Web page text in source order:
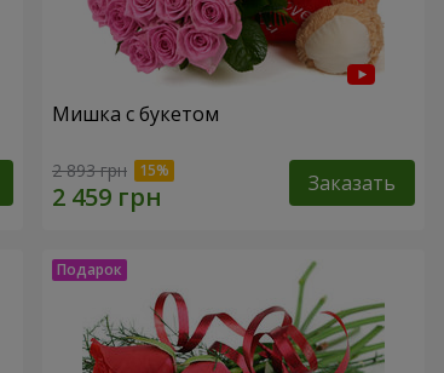
Мишка с букетом
2 893 грн Заказать